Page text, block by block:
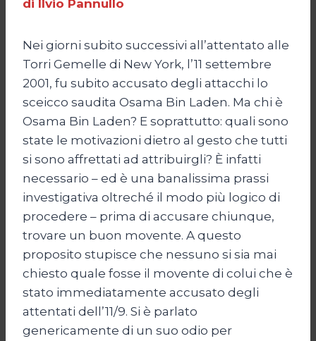
di Ilvio Pannullo
Nei giorni subito successivi all’attentato alle
Torri Gemelle di New York, l’11 settembre
2001, fu subito accusato degli attacchi lo
sceicco saudita Osama Bin Laden. Ma chi è
Osama Bin Laden? E soprattutto: quali sono
state le motivazioni dietro al gesto che tutti
si sono affrettati ad attribuirgli? È infatti
necessario – ed è una banalissima prassi
investigativa oltreché il modo più logico di
procedere – prima di accusare chiunque,
trovare un buon movente. A questo
proposito stupisce che nessuno si sia mai
chiesto quale fosse il movente di colui che è
stato immediatamente accusato degli
attentati dell’11/9. Si è parlato
genericamente di un suo odio per